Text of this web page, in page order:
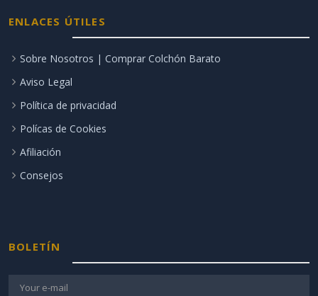
ENLACES ÚTILES
Sobre Nosotros | Comprar Colchón Barato
Aviso Legal
Política de privacidad
Polícas de Cookies
Afiliación
Consejos
BOLETÍN